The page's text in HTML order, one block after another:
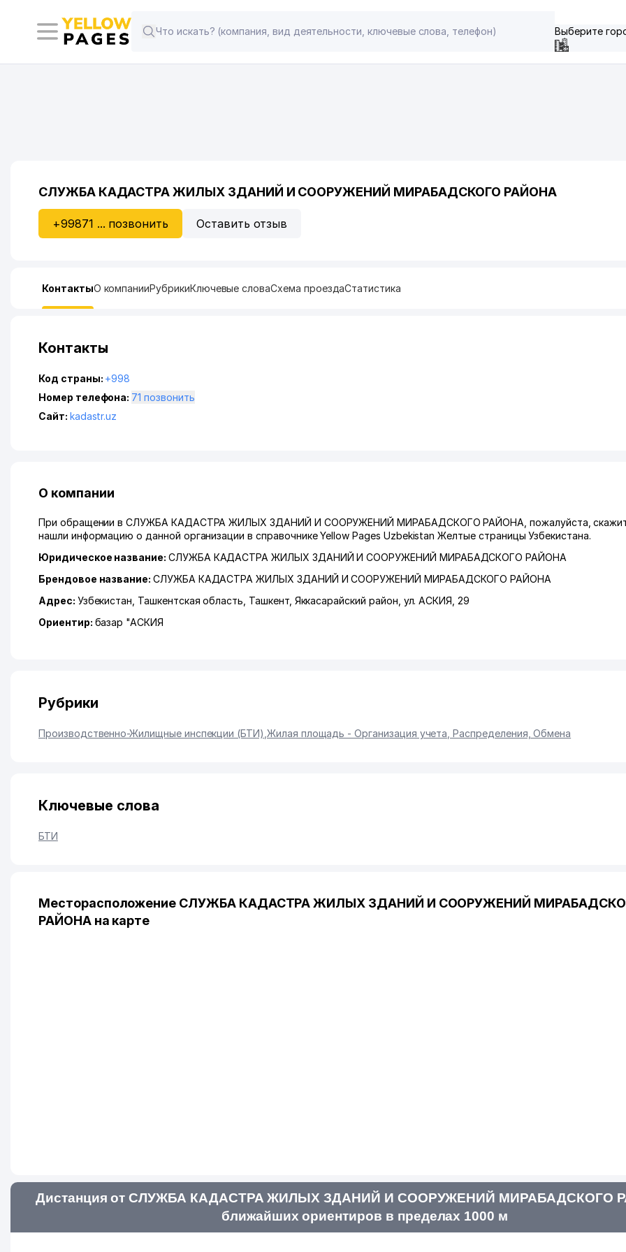
Выберите
СЛУЖБА КАДАСТРА ЖИЛЫХ ЗДАНИЙ И СООРУЖЕНИЙ МИРАБАДСКОГО РАЙОНА
+99871 ... позвонить Оставить отзыв
КонтактыО компанииРубрикиКлючевые словаСхема проездаСтатистика
Контакты
Код страны: +998
Номер телефона:
71 позвонить
Сайт: kadastr.uz
О компании
При обращении в СЛУЖБА КАДАСТРА ЖИЛЫХ ЗДАНИЙ И СООРУЖЕНИЙ МИРАБАДСКОГО РАЙОНА, пожалуйста,
нашли информацию о данной организации в справочнике Yellow Pages Uzbekistan Желтые страницы Узбекистана.
Юридическое название: СЛУЖБА КАДАСТРА ЖИЛЫХ ЗДАНИЙ И СООРУЖЕНИЙ МИРАБАДСКОГО РАЙОНА
Брендовое название: СЛУЖБА КАДАСТРА ЖИЛЫХ ЗДАНИЙ И СООРУЖЕНИЙ МИРАБАДСКОГО РАЙОНА
Адрес: Узбекистан, Ташкентская область Ташкент, Яккасарайский район ул. АСКИЯ , 29
Ориентир: базар "АСКИЯ
Рубрики
Производственно-Жилищные инспекции (БТИ) Жилая площадь - Организация учета, Распределения, Обмена
Ключевые слова
БТИ
Месторасположение СЛУЖБА КАДАСТРА ЖИЛЫХ ЗДАНИЙ И СООРУЖЕНИЙ
РАЙОНА на карте
Дистанция от СЛУЖБА КАДАСТРА ЖИЛЫХ ЗДАНИЙ И СООРУЖЕНИЙ МИРАБАДСКОГО
ближайших ориентиров в пределах 1000 м